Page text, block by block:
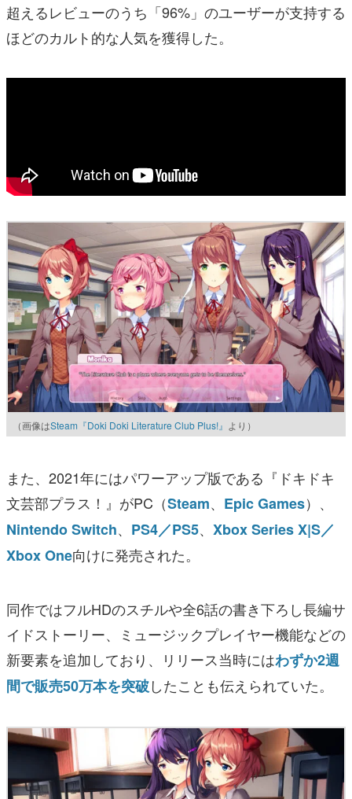
超えるレビューのうち「96%」のユーザーが支持する
ほどのカルト的な人気を獲得した。
（画像はSteam『Doki Doki Literature Club Plus!』 より）
また、2021年にはパワーアップ版である『ドキドキ
文芸部プラス！』がPC（Steam、 Epic Games）、
Nintendo Switch、 PS4／PS5、 Xbox Series X|S／
Xbox One向けに発売された。
同作ではフルHDのスチルや全6話の書き下ろし長編サ
イドストーリー、ミュージックプレイヤー機能などの
新要素を追加しており、リリース当時にはわずか2週
間で販売50万本を突破したことも伝えられていた。